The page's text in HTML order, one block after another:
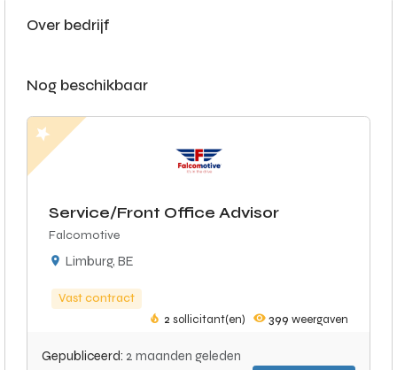
Over bedrijf
Nog beschikbaar
Service/Front Office Advisor
Falcomotive
Limburg, BE
Vast contract
2 sollicitant(en) 399 weergaven
Gepubliceerd: 2 maanden geleden